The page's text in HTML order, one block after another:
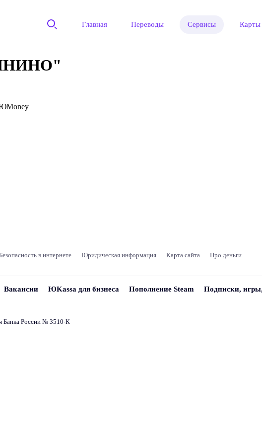
Главная Переводы Сервисы Карты
ЮMoney
в интернете Юридическая информация Карта сайта Про деньги
Вакансии ЮKassa для бизнеса Пополнение Steam Подписки,
Банка России № 3510‑К